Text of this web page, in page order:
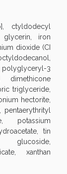
ctyldodecyl
glycerin, iron
dioxide (CI
polyglyceryl-3
dimethicone
triglyceride,
hectorite,
potassium
tin
xanthan
oggi!